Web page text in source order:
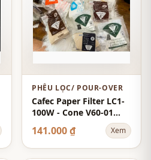
PHỄU LỌC/ POUR-OVER
Cafec Paper Filter LC1-
100W - Cone V60-01
Cup-1 100-Sheets -
White - Light Roast
141.000 ₫ Xem